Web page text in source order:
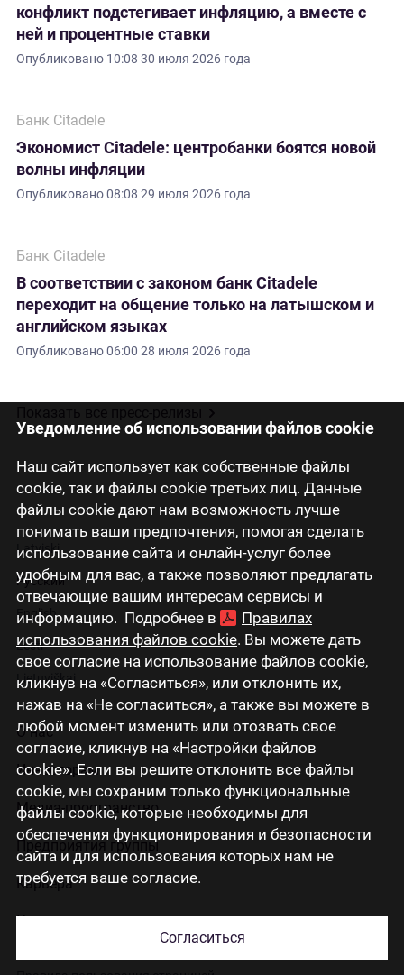
Уведомление об использовании файлов cookie
Наш сайт использует как собственные файлы
cookie, так и файлы cookie третьих лиц. Данные
файлы cookie дают нам возможность лучше
понимать ваши предпочтения, помогая сделать
использование сайта и онлайн-услуг более
удобным для вас, а также позволяют предлагать
отвечающие вашим интересам сервисы и
информацию. Подробнее в
Правилах
использования файлов cookie. Вы можете дать
свое согласие на использование файлов cookie,
кликнув на «Согласиться», или отклонить их,
нажав на «Не согласиться», а также вы можете в
любой момент изменить или отозвать свое
согласие, кликнув на «Настройки файлов
cookie». Если вы решите отклонить все файлы
cookie, мы сохраним только функциональные
файлы cookie, которые необходимы для
обеспечения функционирования и безопасности
сайта и для использования которых нам не
требуется ваше согласие.
Согласиться
конфликт подстегивает инфляцию, а вместе с
ней и процентные ставки
Опубликовано 10:08 30 июля 2026 года
Банк Citadele
Экономист Citadele: центробанки боятся новой
волны инфляции
Опубликовано08:08 29 июля 2026 года
Банк Citadele
В соответствии с законом банк Citadele
переходит на общение только на латышском и
английском языках
Опубликовано06:00 28 июля 2026 года
Latviski
Русский
English
Eesti
Lietuviškai
О нас
Инвесторам
Медиа-пространство
Предприятия группы
Карьера
Контакты